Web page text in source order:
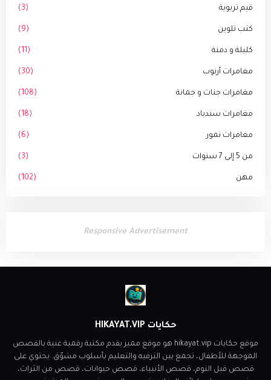
قيم تربوية (3)
كتب تلوين (9)
كليلة و دمنة (11)
مغامرات أرنوب (30)
مغامرات جنات و جمانة (108)
مغامرات سندباد (18)
مغامرات نمور (6)
من 5 إلى 7 سنوات (3)
مهن (102)
Responsive Advertisement
حكايات HIKAYAT.VIP
موقع حكايات hikayat.vip هو موقع مميز يقدم مكتبة رقمية غنية بالقصص
الموجهة للأطفال، تجمع بين الترفيه والتعليم بأسلوب مشوّق. يحتوي على
قصص قبل النوم، قصص الأنبياء، قصص حيوانات، قصص من الثراث،